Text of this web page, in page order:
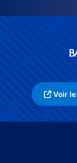
Voir